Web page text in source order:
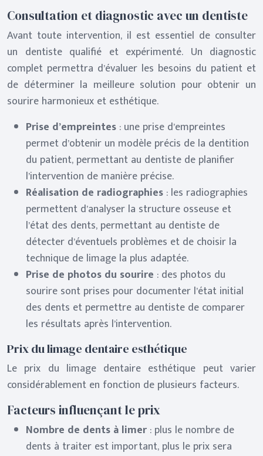
Consultation et diagnostic avec un dentiste
Avant toute intervention, il est essentiel de consulter
un dentiste qualifié et expérimenté. Un diagnostic
complet permettra d’évaluer les besoins du patient et
de déterminer la meilleure solution pour obtenir un
sourire harmonieux et esthétique.
Prise d’empreintes : une prise d’empreintes
permet d’obtenir un modèle précis de la dentition
du patient, permettant au dentiste de planifier
l’intervention de manière précise.
Réalisation de radiographies : les radiographies
permettent d’analyser la structure osseuse et
l’état des dents, permettant au dentiste de
détecter d’éventuels problèmes et de choisir la
technique de limage la plus adaptée.
Prise de photos du sourire : des photos du
sourire sont prises pour documenter l’état initial
des dents et permettre au dentiste de comparer
les résultats après l’intervention.
Prix du limage dentaire esthétique
Le prix du limage dentaire esthétique peut varier
considérablement en fonction de plusieurs facteurs.
Facteurs influençant le prix
Nombre de dents à limer : plus le nombre de
dents à traiter est important, plus le prix sera